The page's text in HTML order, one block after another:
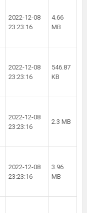
2022-12-08
23:23:16
4.66
MB
2022-12-08
23:23:16
546.87
KB
2022-12-08
23:23:16
2.3 MB
2022-12-08
23:23:16
3.96
MB